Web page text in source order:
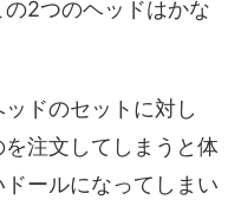
2つのヘッドはかな
ドのセットに対し
注文してしまうと体
ールになってしまい